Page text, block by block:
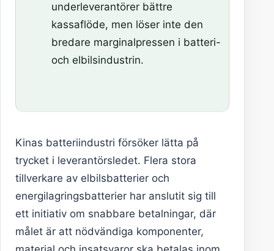
underleverantörer bättre
kassaflöde, men löser inte den
bredare marginalpressen i batteri-
och elbilsindustrin.
Kinas batteriindustri försöker lätta på
trycket i leverantörsledet. Flera stora
tillverkare av elbilsbatterier och
energilagringsbatterier har anslutit sig till
ett initiativ om snabbare betalningar, där
målet är att nödvändiga komponenter,